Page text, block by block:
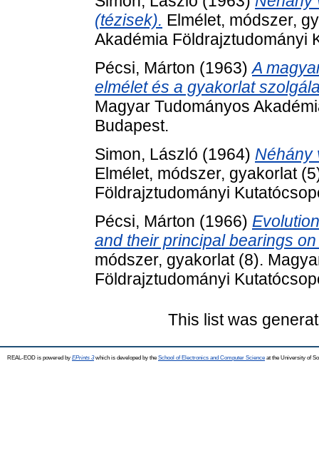
(tézisek). Elmélet, módszer,
Akadémia Földrajztudományi
Pécsi, Márton (1963)A
elmélet és a gyakorlat
Magyar Tudományos
Budapest.
Simon, László (1964) Néhány
Elmélet, módszer, gyakorlat
Földrajztudományi
Pécsi, Márton (1966)
and their principal bearings
módszer, gyakorlat (8).
Földrajztudományi
This list was
REAL-EOD is powered by EPrints 3which is developed by the School of Electronics and Computer Science at the University of